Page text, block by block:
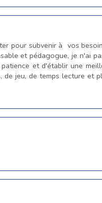
pour subvenir à vos
et pédagogue, je n'ai
et d'établir une
jeu, de temps lecture et